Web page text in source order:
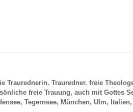
Traurednerin. Trauredner. freie
freie Trauung, auch mit Gottes
Tegernsee, München, Ulm,